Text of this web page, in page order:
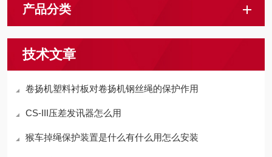
产品分类
技术文章
卷扬机塑料衬板对卷扬机钢丝绳的保护作用
CS-III压差发讯器怎么用
猴车掉绳保护装置是什么有什么用怎么安装